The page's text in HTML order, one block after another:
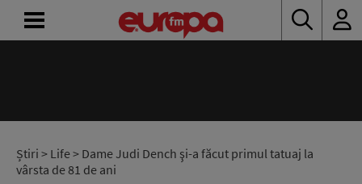
Știri > Life> Dame Judi Dench şi-a făcut primul tatuaj la
vârsta de 81 de ani
RADIO